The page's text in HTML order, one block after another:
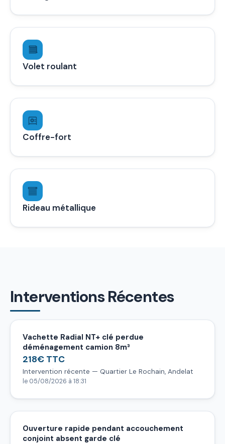
Volet roulant
Coffre-fort
Rideau métallique
Interventions Récentes
Vachette Radial NT+ clé perdue
déménagement camion 8m³
218€ TTC
Intervention récente — Quartier Le Rochain, Andelat
le 05/08/2026 à 18:31
Ouverture rapide pendant accouchement
conjoint absent garde clé